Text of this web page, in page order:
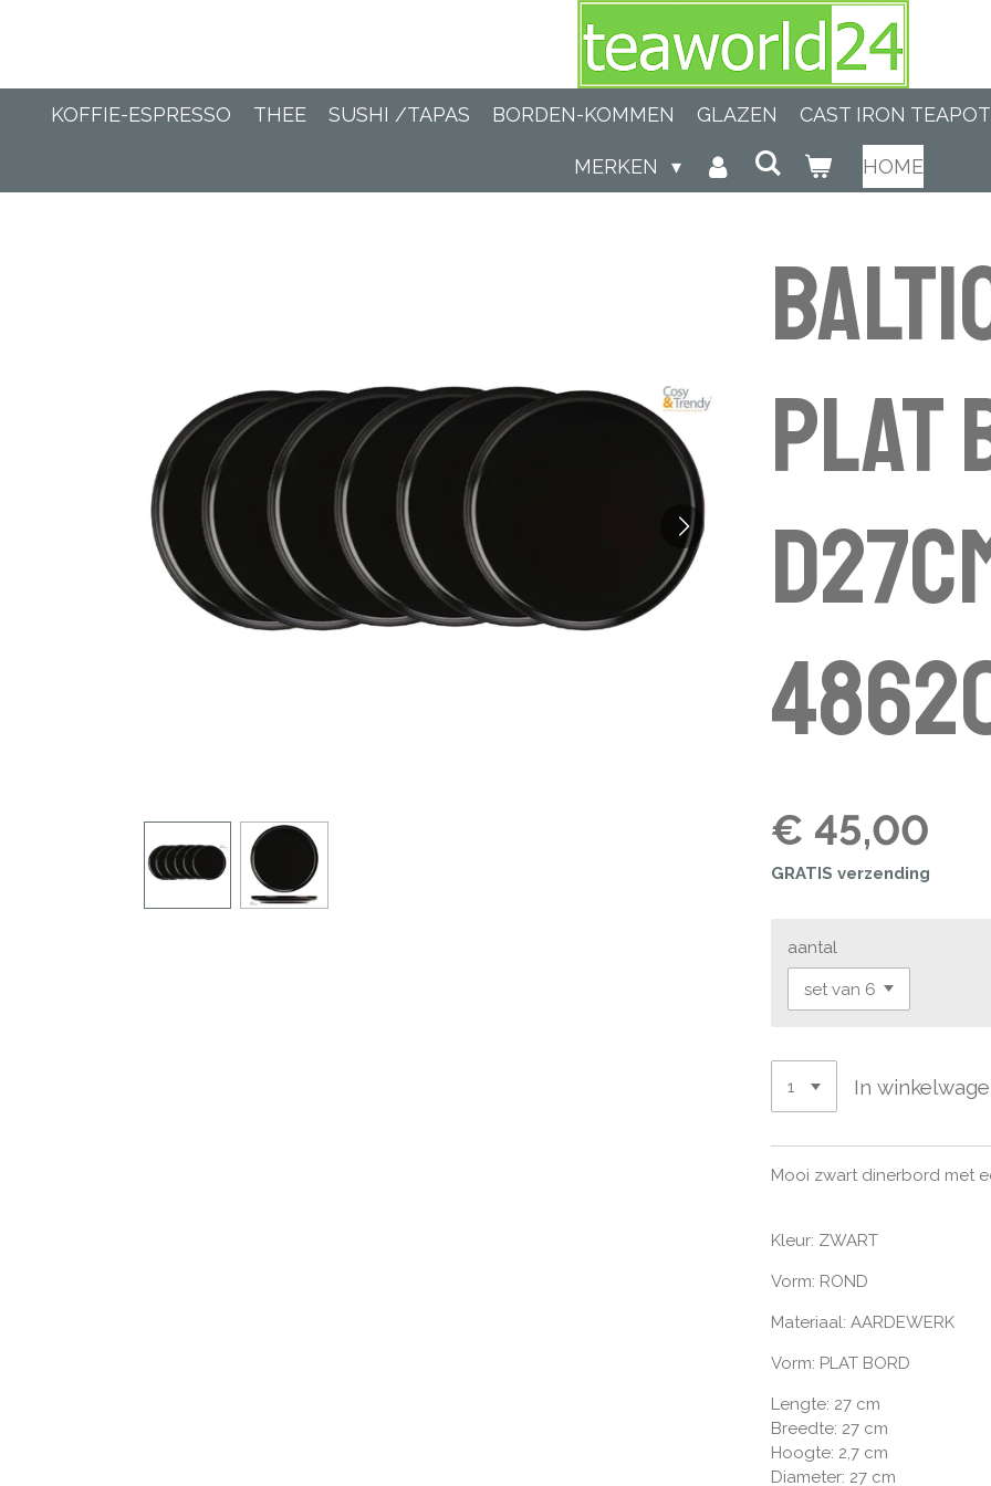
de
hoofdinhoud
KOFFIE-ESPRESSO THEE SUSHI /TAPAS BORDEN-KOMMEN GLAZEN CAST IRON
MERKEN HOME
PLAT
€ 45,00
GRATIS verzending
aantal
In
Mooi zwart dinerbord met
Kleur: ZWART
Vorm: ROND
Materiaal: AARDEWERK
Vorm: PLAT BORD
Lengte: 27 cm
Breedte: 27 cm
Hoogte: 2,7 cm
Diameter: 27 cm